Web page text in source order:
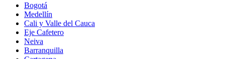
Bogotá
Medellín
Cali y Valle del Cauca
Eje Cafetero
Neiva
Barranquilla